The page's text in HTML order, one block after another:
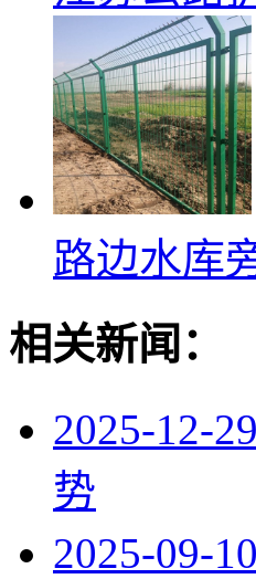
路边水库
相关新闻：
2025-12-29
势
2025-09-10